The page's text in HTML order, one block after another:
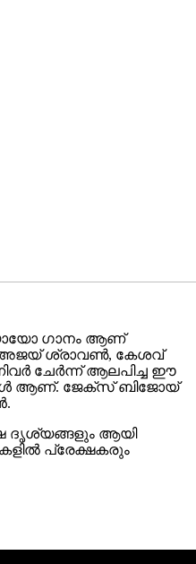
ഗാനം ആണ്
ശ്രാവൺ, കേശവ്
ചേർന്ന് ആലപിച്ച ഈ
ആണ്. ജേക്സ് ബിജോയ്
ദൃശ്യങ്ങളും ആയി
പ്രേക്ഷകരും